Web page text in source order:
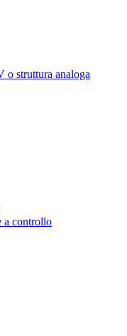
o struttura analoga
a controllo